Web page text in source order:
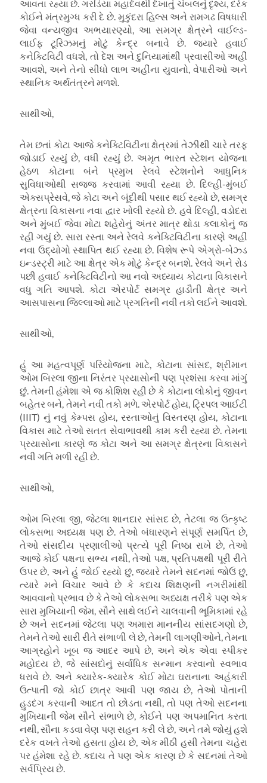
આવતા રહ્યા છે. ગરડિયા મહાદેવથી દેખાતું ચંબલનું દૃશ્ય, દરેક
કોઈને મંત્રમુગ્ધ કરી દે છે. મુકુંદરા હિલ્સ અને રામગઢ વિષધારી
જેવા વન્યજીવ અભયારણ્યો, આ સમગ્ર ક્ષેત્રને વાઈલ્ડ-
લાઈફ ટૂરિઝમનું મોટું કેન્દ્ર બનાવે છે. જ્યારે હવાઈ
કનેક્ટિવિટી વધશે, તો દેશ અને દુનિયામાંથી પ્રવાસીઓ અહીં
આવશે, અને તેનો સીધો લાભ અહીંના યુવાનો, વેપારીઓ અને
સ્થાનિક અર્થતંત્રને મળશે.
સાથીઓ,
તેમ છતાં કોટા આજે કનેક્ટિવિટીના ક્ષેત્રમાં તેઝીથી ચારે તરફ
જોડાઈ રહ્યું છે, વધી રહ્યું છે. અમૃત ભારત સ્ટેશન યોજના
હેઠળ કોટાના બંને પ્રમુખ રેલવે સ્ટેશનોને આધુનિક
સુવિધાઓથી સજ્જ કરવામાં આવી રહ્યા છે. દિલ્હી-મુંબઈ
એક્સપ્રેસવે, જે કોટા અને બૂંદીથી પસાર થઈ રહ્યો છે, સમગ્ર
ક્ષેત્રના વિકાસના નવા દ્વાર ખોલી રહ્યો છે. હવે દિલ્હી, વડોદરા
અને મુંબઈ જેવા મોટા શહેરોનું અંતર માત્ર થોડા કલાકોનું જ
રહી ગયું છે. સારા રસ્તા અને રેલવે કનેક્ટિવિટીના કારણે અહીં
નવા ઉદ્યોગો સ્થાપિત થઈ રહ્યા છે. વિશેષ રૂપે એગ્રો-બેઝ્ડ
ઇન્ડસ્ટ્રી માટે આ ક્ષેત્ર એક મોટું કેન્દ્ર બનશે. રેલવે અને રોડ
પછી હવાઈ કનેક્ટિવિટીનો આ નવો અધ્યાય કોટાના વિકાસને
વધુ ગતિ આપશે. કોટા એરપોર્ટ સમગ્ર હાડૌતી ક્ષેત્ર અને
આસપાસના જિલ્લાઓ માટે પ્રગતિની નવી તકો લઈને આવશે.
સાથીઓ,
હું આ મહત્વપૂર્ણ પરિયોજના માટે, કોટાના સાંસદ, શ્રીમાન
ઓમ બિરલા જીના નિરંતર પ્રયાસોની પણ પ્રશંસા કરવા માંગું
છું. તેમની હંમેશા એ જ કોશિશ રહી છે કે કોટાના લોકોનું જીવન
બહેતર બને, તેમને નવી તકો મળે. એરપોર્ટ હોય, ટ્રિપલ આઈટી
(IIIT) નું નવું કેમ્પસ હોય, રસ્તાઓનું વિસ્તરણ હોય, કોટાના
વિકાસ માટે તેઓ સતત સેવાભાવથી કામ કરી રહ્યા છે. તેમના
પ્રયાસોના કારણે જ કોટા અને આ સમગ્ર ક્ષેત્રના વિકાસને
નવી ગતિ મળી રહી છે.
સાથીઓ,
ઓમ બિરલા જી, જેટલા શાનદાર સાંસદ છે, તેટલા જ ઉત્કૃષ્ટ
લોકસભા અધ્યક્ષ પણ છે. તેઓ બંધારણને સંપૂર્ણ સમર્પિત છે,
તેઓ સંસદીય પ્રણાલીઓ પ્રત્યે પૂરી નિષ્ઠા રાખે છે, તેઓ
આજે કોઈ પક્ષના સભ્ય નથી, તેઓ પક્ષ, પ્રતિપક્ષથી પૂરી રીતે
ઉપર છે, અને હું જોઈ રહ્યો છું, જ્યારે તેમને સદનમાં જોઉં છું,
ત્યારે મને વિચાર આવે છે કે કદાચ શિક્ષણની નગરીમાંથી
આવવાનો પ્રભાવ છે કે તેઓ લોકસભા અધ્યક્ષ તરીકે પણ એક
સારા મુખિયાની જેમ, સૌને સાથે લઈને ચાલવાની ભૂમિકામાં રહે
છે અને સદનમાં જેટલા પણ અમારા માનનીય સાંસદગણો છે,
તેમને તેઓ સારી રીતે સંભાળી લે છે, તેમની લાગણીઓને, તેમના
આગ્રહોને ખૂબ જ આદર આપે છે, અને એક એવા સ્પીકર
મહોદય છે, જે સાંસદોનું સર્વાધિક સન્માન કરવાનો સ્વભાવ
ધરાવે છે. અને ક્યારેક-ક્યારેક કોઈ મોટા ઘરાનાના અહંકારી
ઉત્પાતી જો કોઈ છાત્ર આવી પણ જાય છે, તેઓ પોતાની
હુડદંગ કરવાની આદત તો છોડતા નથી, તો પણ તેઓ સદનના
મુખિયાની જેમ સૌને સંભાળે છે, કોઈને પણ અપમાનિત કરતા
નથી, સૌના કડવા વેણ પણ સહન કરી લે છે, અને તમે જોયું હશે
દરેક વખતે તેઓ હસતા હોય છે, એક મીઠી હસી તેમના ચહેરા
પર હંમેશા રહે છે. કદાચ તે પણ એક કારણ છે કે સદનમાં તેઓ
સર્વપ્રિય છે.